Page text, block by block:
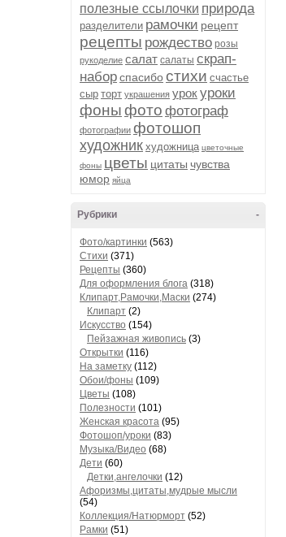
полезные ссылочки природа
разделители рамочки рецепт
рецепты рождество розы
рукоделие салат салаты скрап-
наборспасибостихи счастье
сыр торт украшения урокуроки
фоныфото фотограф
фотографии фотошоп
художник художница цветочные
фоны цветы цитаты чувства
юмор яйца
-
Рубрики
Фото/картинки (563)
Стихи (371)
Рецепты (360)
Для оформления блога (318)
Клипарт,Рамочки,Маски (274)
Клипарт (2)
Искусство (154)
Пейзажная живопись (3)
Открытки (116)
На заметку (112)
Обои/фоны (109)
Цветы (108)
Полезности (101)
Женская красота (95)
Фотошоп/уроки (83)
Музыка/Видео (68)
Дети (60)
Детки,ангелочки (12)
Афоризмы,цитаты,мудрые мысли
(54)
Коллекция/Натюрморт (52)
Рамки (51)